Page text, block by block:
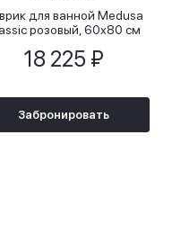
для ванной Medusa
розовый, 60х80 см
18 225 ₽
Забронировать